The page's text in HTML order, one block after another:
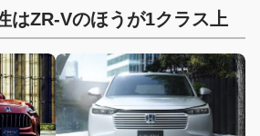
はZR-Vのほうが1クラス上